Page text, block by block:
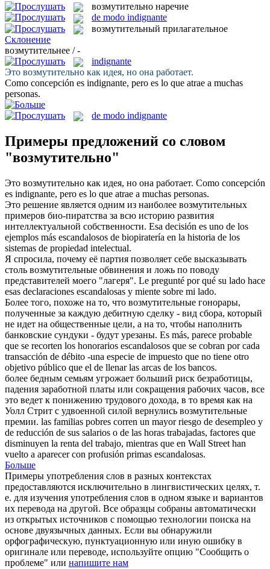
возмутительно наречие
de modo indignante
возмутительный прилагательное
Склонение
возмутительнее / -
indignante
Это возмутительно как идея, но она работает.
Como concepción es indignante, pero es lo que atrae a muchas
personas.
de modo indignante
Примеры предложений со словом
"возмутительно"
Это возмутительно как идея, но она работает. Como concepción
es indignante, pero es lo que atrae a muchas personas.
Это решение является одним из наиболее возмутительных
примеров био-пиратства за всю историю развития
интеллектуальной собственности. Esa decisión es uno de los
ejemplos más escandalosos de biopiratería en la historia de los
sistemas de propiedad intelectual.
Я спросила, почему её партия позволяет себе высказывать
столь возмутительные обвинения и ложь по поводу
представителей моего "лагеря". Le pregunté por qué su lado hace
esas declaraciones escandalosas y miente sobre mi lado.
Более того, похоже на то, что возмутительные гонорары,
полученные за каждую дебитную сделку - вид сбора, который
не идет на общественные цели, а на то, чтобы наполнить
банковские сундуки - будут урезаны. Es más, parece probable
que se recorten los honorarios escandalosos que se cobran por cada
transacción de débito -una especie de impuesto que no tiene otro
objetivo público que el de llenar las arcas de los bancos.
более бедным семьям угрожает больший риск безработицы,
падения заработной платы или сокращения рабочих часов, все
это ведет к понижению трудового дохода, в то время как на
Уолл Стрит с удвоенной силой вернулись возмутительные
премии. las familias pobres corren un mayor riesgo de desempleo y
de reducción de sus salarios o de las horas trabajadas, factores que
disminuyen la renta del trabajo, mientras que en Wall Street han
vuelto a aparecer con profusión primas escandalosas.
Больше
Примеры употребления слов в разных контекстах
предоставляются исключительно в лингвистических целях, т.
е. для изучения употребления слов в одном языке и вариантов
их перевода на другой. Все образцы собраны автоматически
из открытых источников с помощью технологии поиска на
основе двуязычных данных. Если вы обнаружили
орфографическую, пунктуационную или иную ошибку в
оригинале или переводе, используйте опцию "Сообщить о
проблеме" или напишите нам